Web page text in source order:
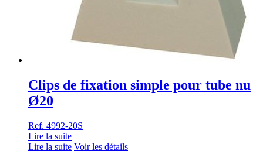
Clips de fixation simple pour tube nu
Ø20
Ref. 4992-20S
Lire la suite
Lire la suite Voir les détails